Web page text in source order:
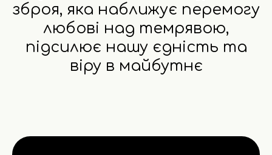
зброя, яка наближує перемогу
любові над темрявою,
підсилює нашу єдність та
віру в майбутнє